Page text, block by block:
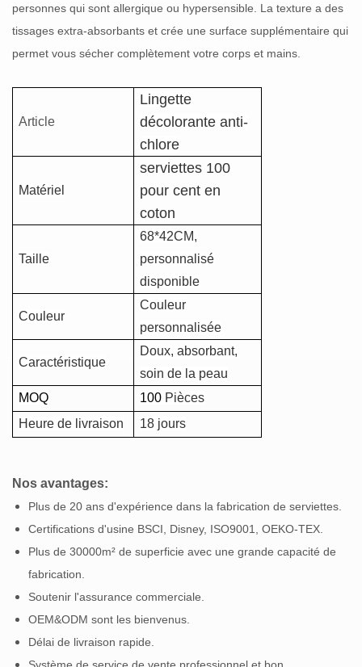
personnes qui sont allergique ou hypersensible. La texture a des
tissages extra-absorbants et crée une surface supplémentaire qui
permet vous sécher complètement votre corps et mains.
Article
Lingette
décolorante anti-
chlore
Matériel
serviettes 100
pour cent en
coton
Taille
68*42CM,
personnalisé
disponible
Couleur
Couleur
personnalisée
Caractéristique
Doux, absorbant,
soin de la peau
MOQ
100 Pièces
Heure de livraison
18 jours
Nos avantages:
Plus de 20 ans d'expérience dans la fabrication de serviettes.
Certifications d'usine BSCI, Disney, ISO9001, OEKO-TEX.
Plus de 30000m² de superficie avec une grande capacité de
fabrication.
Soutenir l'assurance commerciale.
OEM&ODM sont les bienvenus.
Délai de livraison rapide.